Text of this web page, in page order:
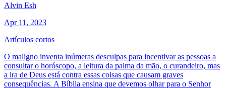
Alvin Esh
Apr 11, 2023
Artículos cortos
O maligno inventa inúmeras desculpas para incentivar as pessoas a
consultar o horóscopo, a leitura da palma da mão, o curandeiro, mas
a ira de Deus está contra essas coisas que causam graves
consequências. A Bíblia ensina que devemos olhar para o Senhor